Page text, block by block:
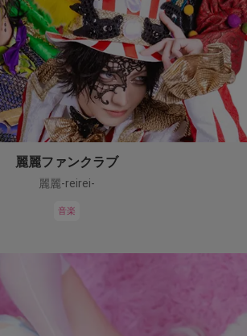
麗麗ファンクラブ
麗麗-reirei-
音楽